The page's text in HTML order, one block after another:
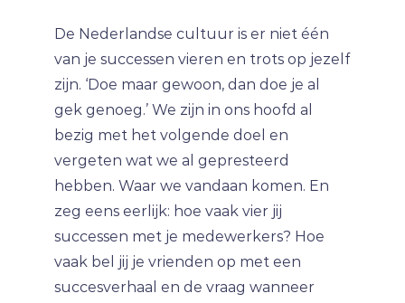
De Nederlandse cultuur is er niet één
van je successen vieren en trots op jezelf
zijn. ‘Doe maar gewoon, dan doe je al
gek genoeg.’ We zijn in ons hoofd al
bezig met het volgende doel en
vergeten wat we al gepresteerd
hebben. Waar we vandaan komen. En
zeg eens eerlijk: hoe vaak vier jij
successen met je medewerkers? Hoe
vaak bel jij je vrienden op met een
succesverhaal en de vraag wanneer